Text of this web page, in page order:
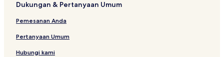
Hotel dekat Stadion Harapan Bangsa
Hotel di Pulau Weh
Rumah Penginapan di Banda Aceh
Hotel dekat Pantai Lampuuk
Dukungan & Pertanyaan Umum
Pemesanan Anda
Pertanyaan Umum
Hubungi kami